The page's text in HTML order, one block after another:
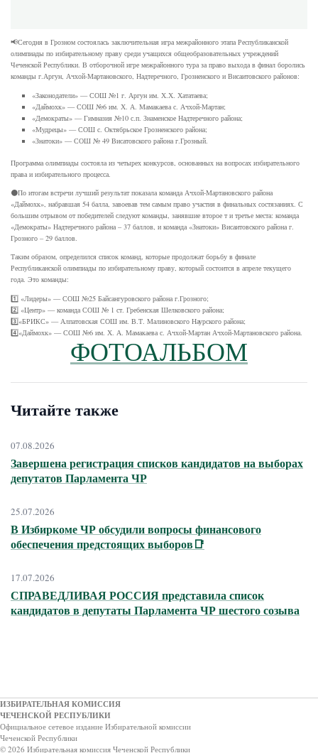
📢Сегодня в Грозном состоялась заключительная игра межрайонного этапа Республиканской
олимпиады по избирательному праву среди учащихся общеобразовательных учреждений
Чеченской Республики. В отборочной игре межрайонного тура за право выхода в финал боролись
команды г.Аргун, Ачхой-Мартановского, Надтеречного, Грозненского и Висаитовского районов:
«Законодатели» — СОШ №1 г. Аргун им. Х.Х. Хататаева;
«Даймохк» — СОШ №6 им. Х. А. Мамакаева с. Ачхой-Мартан;
«Демократы» — Гимназия №10 с.п. Знаменское Надтеречного района;
«Мудрецы» — СОШ с. Октябрьское Грозненского района;
«Знатоки» — СОШ № 49 Висатовского района г.Грозный.
Программа олимпиады состояла из четырех конкурсов, основанных на вопросах избирательного
права и избирательного процесса.
⚫️По итогам встречи лучший результат показала команда Ачхой-Мартановского района
«Даймохк», набравшая 54 балла, завоевав тем самым право участия в финальных состязаниях. С
большим отрывом от победителей следуют команды, занявшие второе т и третье места: команда
«Демократы» Надтеречного района – 37 баллов, и команда «Знатоки» Висаитовского района г.
Грозного – 29 баллов.
Таким образом, определился список команд, которые продолжат борьбу в финале
Республиканской олимпиады по избирательному праву, который состоится в апреле текущего
года. Это команды:
1️⃣ «Лидеры» — СОШ №25 Байсангуровского района г.Грозного;
2️⃣ «Центр» — команда СОШ № 1 ст. Гребенская Шелковского района;
3️⃣«БРИКС» — Алпатовская СОШ им. В.Т. Малиновского Наурского района;
4️⃣«Даймохк» — СОШ №6 им. Х. А. Мамакаева с. Ачхой-Мартан Ачхой-Мартановского района.
ФОТОАЛЬБОМ
Читайте также
07.08.2026
Завершена регистрация списков кандидатов на выборах
депутатов Парламента ЧР
25.07.2026
В Избиркоме ЧР обсудили вопросы финансового
обеспечения предстоящих выборов📑
17.07.2026
СПРАВЕДЛИВАЯ РОССИЯ представила список
кандидатов в депутаты Парламента ЧР шестого созыва
ИЗБИРАТЕЛЬНАЯ КОМИССИЯ
ЧЕЧЕНСКОЙ РЕСПУБЛИКИ
Официальное сетевое издание Избирательной комиссии
Чеченской Республики
© 2026 Избирательная комиссия Чеченской Республики